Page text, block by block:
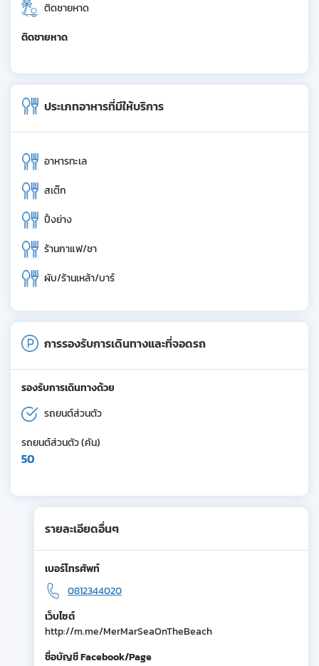
ติดชายหาด
ติดชายหาด
ประเภทอาหารที่มีให้บริการ
อาหารทะเล
สเต๊ก
ปิ้งย่าง
ร้านกาแฟ/ชา
ผับ/ร้านเหล้า/บาร์
การรองรับการเดินทางและที่จอดรถ
รองรับการเดินทางด้วย
รถยนต์ส่วนตัว
รถยนต์ส่วนตัว (คัน)
50
รายละเอียดอื่นๆ
เบอร์โทรศัพท์
0812344020
เว็บไซต์
http://m.me/MerMarSeaOnTheBeach
ชื่อบัญชี Facebook/Page